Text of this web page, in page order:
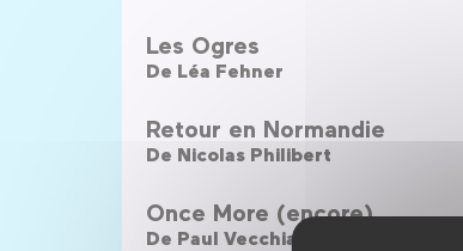
Les Ogres
De Léa Fehner
Retour en Normandie
De Nicolas Philibert
Once More (encore)
De Paul Vecchiali